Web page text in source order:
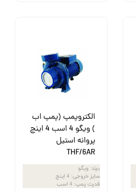
الکتروپمپ (پمپ اب
) ویگو 4 اسب 4 اینچ
پروانه استیل
THF/6AR
برند: ویگو
سایز خروجی: 4 اینچ
قدرت پمپ: 4 اسب